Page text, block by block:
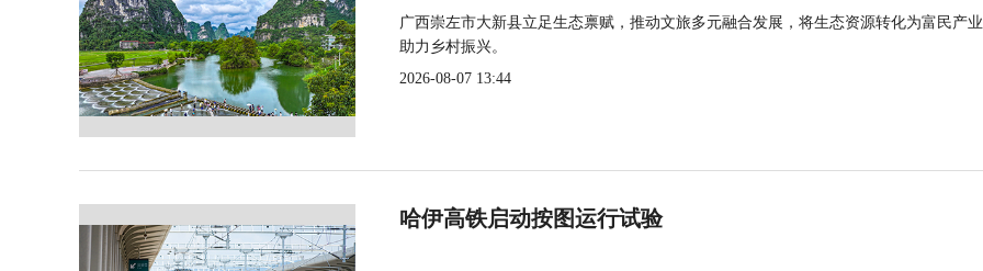
广西崇左市大新县立足生态禀赋，推动文旅多元融合发展，将生态资源转化为富民产
助力乡村振兴。
2026-08-07 13:44
哈伊高铁启动按图运行试验